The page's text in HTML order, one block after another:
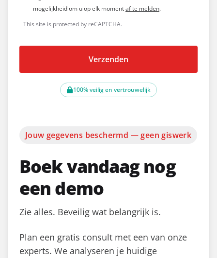
Jouw gegevens beschermd — geen giswerk
Boek vandaag nog
een demo
Zie alles. Beveilig wat belangrijk is.
Plan een gratis consult met een van onze
experts. We analyseren je huidige
mogelijkheid om u op elk momentaf te melden.
This site is protected by reCAPTCHA.
Verzenden
100% veilig en vertrouwelijk